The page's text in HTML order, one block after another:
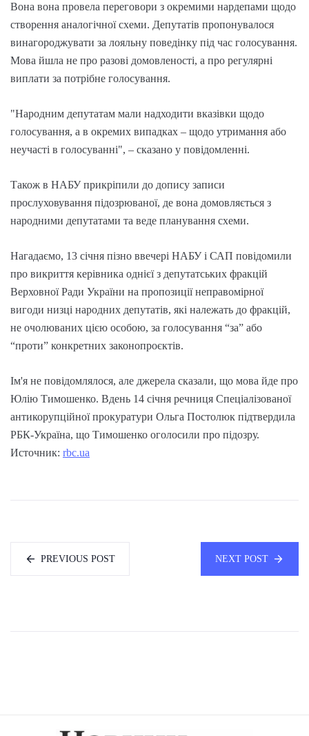
Вона вона провела переговори з окремими нардепами щодо
створення аналогічної схеми. Депутатів пропонувалося
винагороджувати за лояльну поведінку під час голосування.
Мова йшла не про разові домовленості, а про регулярні
виплати за потрібне голосування.
"Народним депутатам мали надходити вказівки щодо
голосування, а в окремих випадках – щодо утримання або
неучасті в голосуванні", – сказано у повідомленні.
Також в НАБУ прикріпили до допису записи
прослуховування підозрюваної, де вона домовляється з
народними депутатами та веде планування схеми.
Нагадаємо, 13 січня пізно ввечері НАБУ і САП повідомили
про викриття керівника однієї з депутатських фракцій
Верховної Ради України на пропозиції неправомірної
вигоди низці народних депутатів, які належать до фракцій,
не очолюваних цією особою, за голосування “за” або
“проти” конкретних законопроєктів.
Ім'я не повідомлялося, але джерела сказали, що мова йде про
Юлію Тимошенко. Вдень 14 січня речниця Спеціалізованої
антикорупційної прокуратури Ольга Постолюк підтвердила
РБК-Україна, що Тимошенко оголосили про підозру.
Источник: rbc.ua
PREVIOUS POST NEXT POST